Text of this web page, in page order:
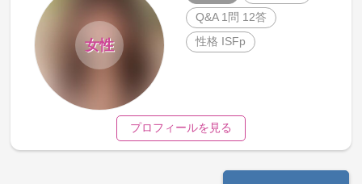
女性
Q&A 1問 12答
性格 ISFp
プロフィールを見る